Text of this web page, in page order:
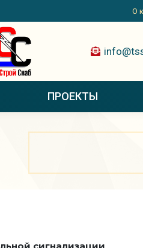
О
ПРОЕКТЫ
Вы здесь: